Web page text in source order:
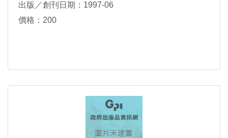
出版／創刊日期：1997-06
價格：200